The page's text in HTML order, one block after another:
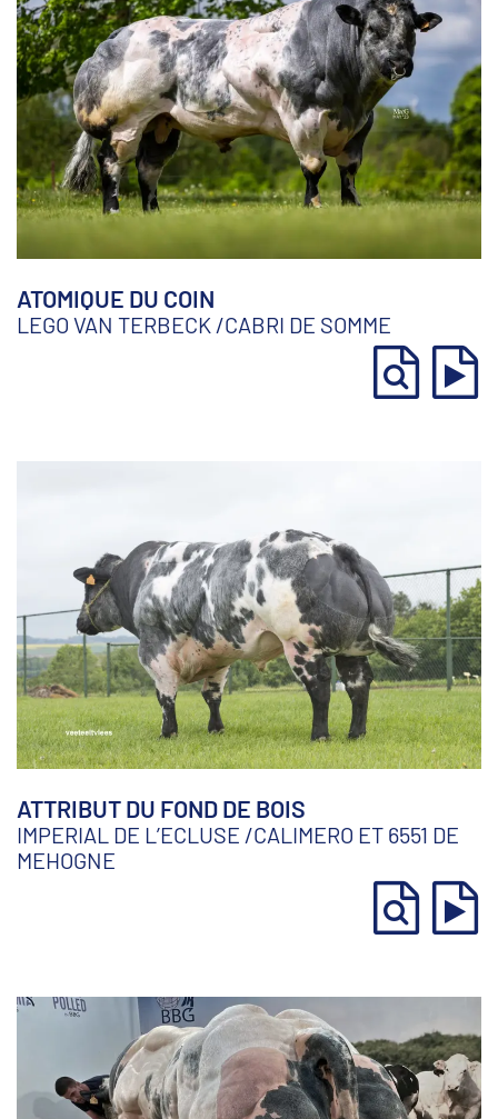
ATOMIQUE DU COIN
LEGO VAN TERBECK /CABRI DE SOMME
ATTRIBUT DU FOND DE BOIS
IMPERIAL DE L’ECLUSE /CALIMERO ET 6551 DE
MEHOGNE